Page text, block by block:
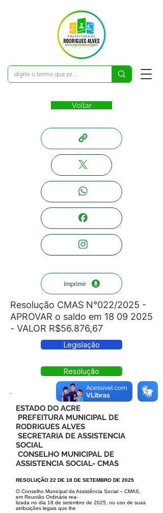
Voltar
Imprimir
Resolução CMAS N°022/2025 -
APROVAR o saldo em 18 09 2025
- VALOR R$56.876,67
Legislação
Resolução
ESTADO DO ACRE
PREFEITURA MUNICIPAL DE
RODRIGUES ALVES
SECRETARIA DE ASSISTENCIA
SOCIAL
CONSELHO MUNICIPAL DE
ASSISTENCIA SOCIAL- CMAS
RESOLUÇÃO 22 DE 18 DE SETEMBRO DE 2025
O Conselho Municipal da Assistência Social – CMAS,
em Reunião Ordinária rea-
lizada no dia 18 de setembro de 2025, no uso de suas
atribuições legais que lhe